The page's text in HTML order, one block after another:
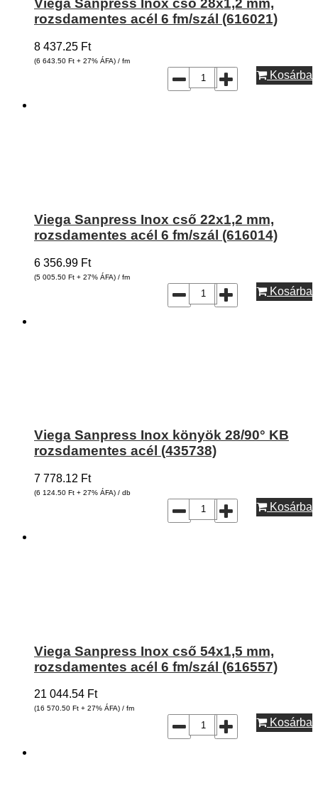
Viega Sanpress Inox cső 28x1,2 mm,
rozsdamentes acél 6 fm/szál (616021)
8 437.25 Ft
(6 643.50 Ft + 27% ÁFA) / fm
Kosárba
Viega Sanpress Inox cső 22x1,2 mm,
rozsdamentes acél 6 fm/szál (616014)
6 356.99 Ft
(5 005.50 Ft + 27% ÁFA) / fm
Kosárba
Viega Sanpress Inox könyök 28/90° KB
rozsdamentes acél (435738)
7 778.12 Ft
(6 124.50 Ft + 27% ÁFA) / db
Kosárba
Viega Sanpress Inox cső 54x1,5 mm,
rozsdamentes acél 6 fm/szál (616557)
21 044.54 Ft
(16 570.50 Ft + 27% ÁFA) / fm
Kosárba